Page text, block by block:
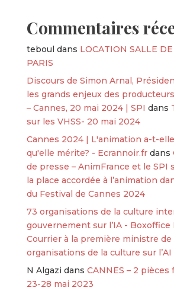
Commentaires
teboul dans LOCATION SALLE
PARIS
Discours de Simon Arnal,
les grands enjeux des
– Cannes, 20 mai 2024 | SPI dans
sur les VHSS- 20 mai 2024
Cannes 2024 | L'animation a-t-
qu'elle mérite? - Ecrannoir.frdans
de presse – AnimFrance et le SPI
la place accordée à l’animation
du Festival de Cannes 2024
73 organisations de la culture
gouvernement sur l’IA - Boxoffice
Courrier à la première ministre de
organisations de la culture sur l’AI
N Algazi dans CANNES – 2
23-28 mai 2023